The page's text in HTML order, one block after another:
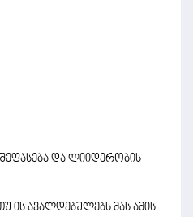
და ლიიდერობის
ის ავალდებულებს მას ამის